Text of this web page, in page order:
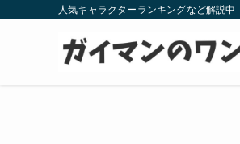
人気キャラクターランキングなど解説中